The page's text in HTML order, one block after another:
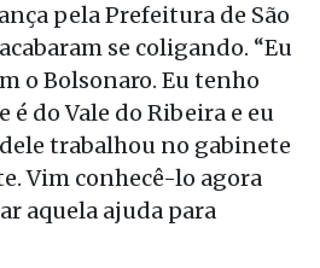
pela Prefeitura de São
se coligando. “Eu
o Bolsonaro. Eu tenho
é do Vale do Ribeira e eu
trabalhou no gabinete
Vim conhecê-lo agora
aquela ajuda para